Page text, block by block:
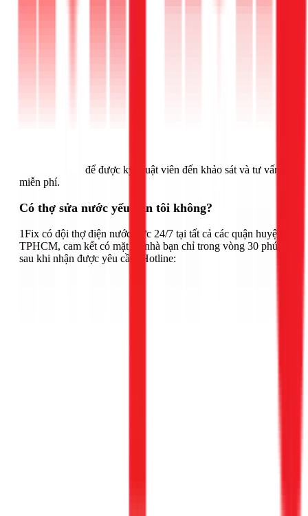
để được kỹ thuật viên đến khảo sát và tư vấn
miễn phí.
Có thợ sửa nước yếu gần tôi không?
1Fix có đội thợ điện nước trực 24/7 tại tất cả các quận huyện
TPHCM, cam kết có mặt tại nhà bạn chỉ trong vòng 30 phút
sau khi nhận được yêu cầu. Hotline: